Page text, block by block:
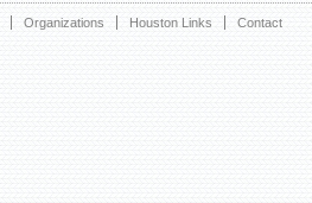
Organizations Houston Links Contact